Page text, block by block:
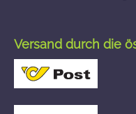
Versand durch die